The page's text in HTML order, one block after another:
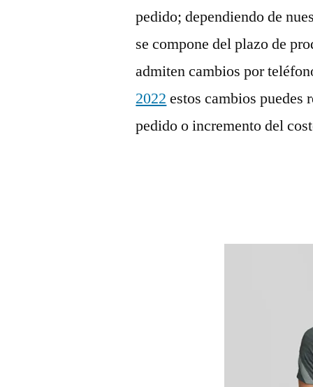
pedido; dependiendo de
se compone del plazo de
admiten cambios por
2022 estos cambios puedes
pedido o incremento del